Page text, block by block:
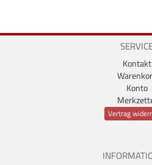
Kontakt
Konto
Vertrag